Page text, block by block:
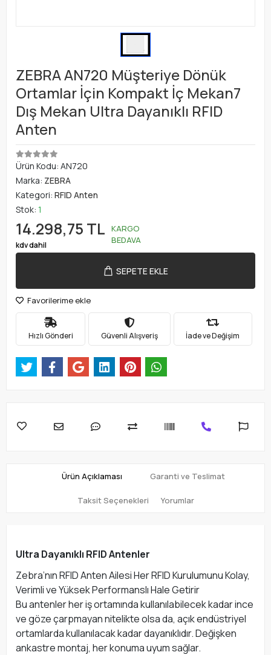
ZEBRA AN720 Müşteriye Dönük
Ortamlar İçin Kompakt İç Mekan7
Dış Mekan Ultra Dayanıklı RFID
Anten
Ürün Kodu: AN720
Marka: ZEBRA
Kategori: RFID Anten
Stok: 1
14.298,75 TL
kdv dahil
KARGO
BEDAVA
SEPETE EKLE
Favorilerime ekle
Hızlı Gönderi Güvenli Alışveriş İade ve Değişim
Ürün Açıklaması Garanti ve Teslimat
Taksit Seçenekleri Yorumlar
Ultra Dayanıklı RFID Antenler
Zebra’nın RFID Anten Ailesi Her RFID Kurulumunu Kolay,
Verimli ve Yüksek Performanslı Hale Getirir
Bu antenler her iş ortamında kullanılabilecek kadar ince
ve göze çarpmayan nitelikte olsa da, açık endüstriyel
ortamlarda kullanılacak kadar dayanıklıdır. Değişken
ankastre montaj, her konuma uyum sağlar.